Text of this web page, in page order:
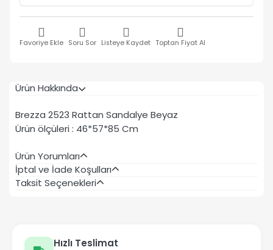
Favoriye Ekle Soru Sor Listeye Kaydet Toptan Fiyat Al
Ürün Hakkında
Brezza 2523 Rattan Sandalye Beyaz
Ürün ölçüleri : 46*57*85 Cm
Ürün Yorumları
İptal ve İade Koşulları
Taksit Seçenekleri
Hızlı Teslimat